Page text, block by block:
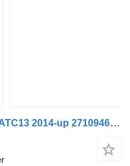
BMW Cutie de transfer BMW ATC13 2014-up 27109469019/ pentru automobil BMW X3, X4, X5, X7